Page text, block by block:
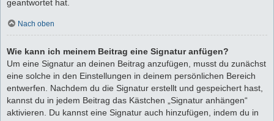
geantwortet hat.
Nach oben
Wie kann ich meinem Beitrag eine Signatur anfügen?
Um eine Signatur an deinen Beitrag anzufügen, musst du zunächst
eine solche in den Einstellungen in deinem persönlichen Bereich
entwerfen. Nachdem du die Signatur erstellt und gespeichert hast,
kannst du in jedem Beitrag das Kästchen „Signatur anhängen“
aktivieren. Du kannst eine Signatur auch hinzufügen, indem du in